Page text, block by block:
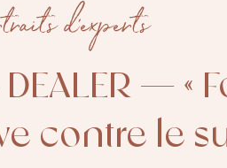
d'experts
— «
contre le